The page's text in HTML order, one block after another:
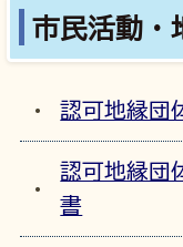
市民活動・
認可地縁団
認可地縁団
書